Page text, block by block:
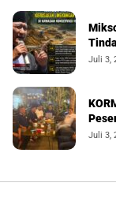
Juli 3,
Juli 3,